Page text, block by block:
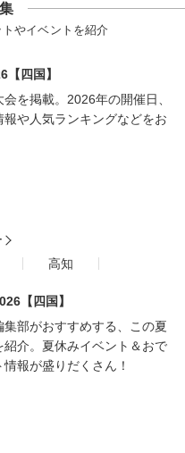
やイベントを紹介
【四国】
を掲載。2026年の開催日、
報や人気ランキングなどをお
高知
【四国】
集部がおすすめする、この夏
紹介。夏休みイベント＆おで
報が盛りだくさん！